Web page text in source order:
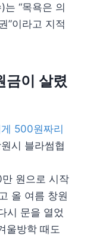
“목욕은 의
”이라고 지적
금이 살렸
500원짜리
시 블라썸협
원으로 시작
올 여름 창원
시 문을 열었
울방학 때도